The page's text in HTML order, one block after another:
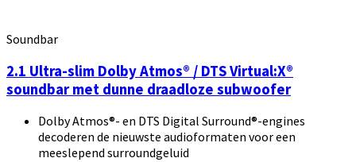
Soundbar
2.1 Ultra-slim Dolby Atmos® / DTS Virtual:X®
soundbar met dunne draadloze subwoofer
Dolby Atmos®- en DTS Digital Surround®-engines
decoderen de nieuwste audioformaten voor een
meeslepend surroundgeluid